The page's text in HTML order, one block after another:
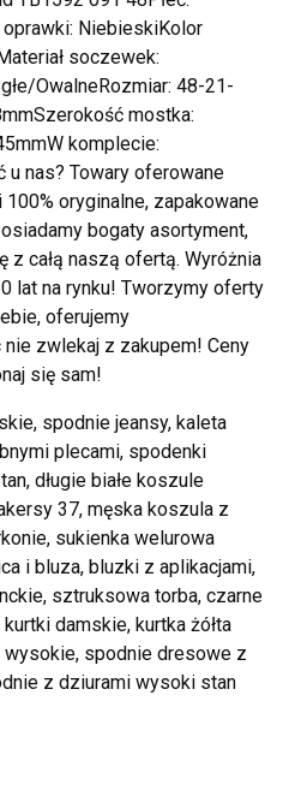
NiebieskiKolor
soczewek:
OwalneRozmiar: 48-21-
mostka:
komplecie:
u nas? Towary oferowane
oryginalne, zapakowane
bogaty asortyment,
całą naszą ofertą. Wyróżnia
lat na rynku! Tworzymy oferty
oferujemy
zwlekaj z zakupem! Ceny
się sam!
spodnie jeansy, kaleta
plecami, spodenki
długie białe koszule
37, męska koszula z
sukienka welurowa
i bluza, bluzki z aplikacjami,
sztruksowa torba, czarne
damskie, kurtka żółta
spodnie dresowe z
z dziurami wysoki stan